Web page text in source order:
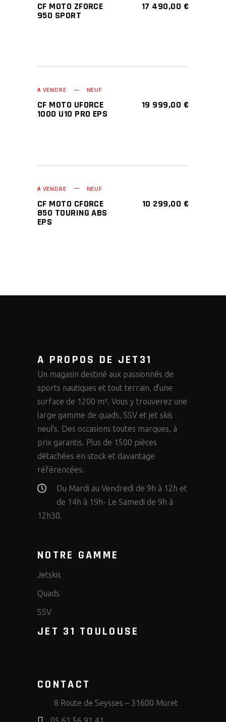
CF MOTO ZFORCE
950 SPORT
17 490,00 €
A VENDRE NEUF
CF MOTO UFORCE
1000 U10 PRO EPS
19 999,00 €
A VENDRE NEUF
CF MOTO CFORCE
850 TOURING ABS
EPS
10 299,00 €
A PROPOS DE JET31
Un magasin destiné aux passionnés de
sports nautiques et tout terrain, d’une
surface de 1200 m². Vous y trouverez une
large gamme de quads, SSV et jet skis
neufs. Des occasions toutes marques, à
prix garantis. Plus de 1500 pièces
détachées en stock et davantage
référencées.
Du Mardi au Vendredi de 9h à 12h et
de 14h à 19h- Le Samedi de 9h à
12h30.
NOTRE GAMME
Jetskis
Quads
SSV
JET 31 TOULOUSE
CONTACT
8 Route de Seysses – 31600 Muret